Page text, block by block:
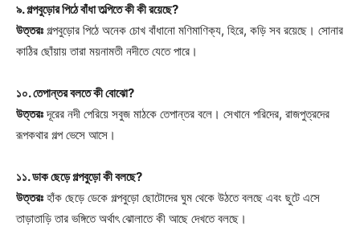
৯. গল্পবুড়োর পিঠে বাঁধা তল্পিতে কী কী রয়েছে?
উত্তরঃ গল্পবুড়োর পিঠে অনেক চোখ বাঁধানো মণিমাণিক্য, হিরে, কড়ি সব রয়েছে। সোনার
কাঠির ছোঁয়ায় তারা ময়নামতী নদীতে যেতে পারে।
১০. তেপান্তর বলতে কী বোঝো?
উত্তরঃদূরের নদী পেরিয়ে সবুজ মাঠকে তেপান্তর বলে। সেখানে পরিদের, রাজপুত্রদের
রূপকথার গল্প ভেসে আসে।
১১. ডাক ছেড়ে গল্পবুড়ো কী বলছে?
উত্তরঃ হাঁক ছেড়ে ডেকে গল্পবুড়ো ছোটোদের ঘুম থেকে উঠতে বলছে এবং ছুটে এসে
তাড়াতাড়ি তার ভঙ্গিতে অর্থাৎ ঝোলাতে কী আছে দেখতে বলছে।